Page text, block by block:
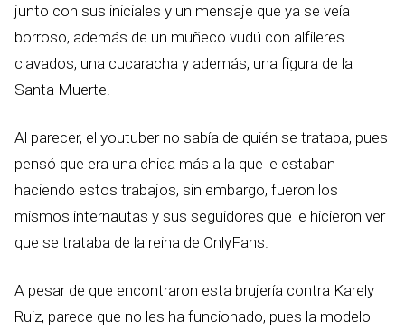
junto con sus iniciales y un mensaje que ya se veía
borroso, además de un muñeco vudú con alfileres
clavados, una cucaracha y además, una figura de la
Santa Muerte.
Al parecer, el youtuber no sabía de quién se trataba, pues
pensó que era una chica más a la que le estaban
haciendo estos trabajos, sin embargo, fueron los
mismos internautas y sus seguidores que le hicieron ver
que se trataba de la reina de OnlyFans.
A pesar de que encontraron esta brujería contra Karely
Ruiz, parece que no les ha funcionado, pues la modelo